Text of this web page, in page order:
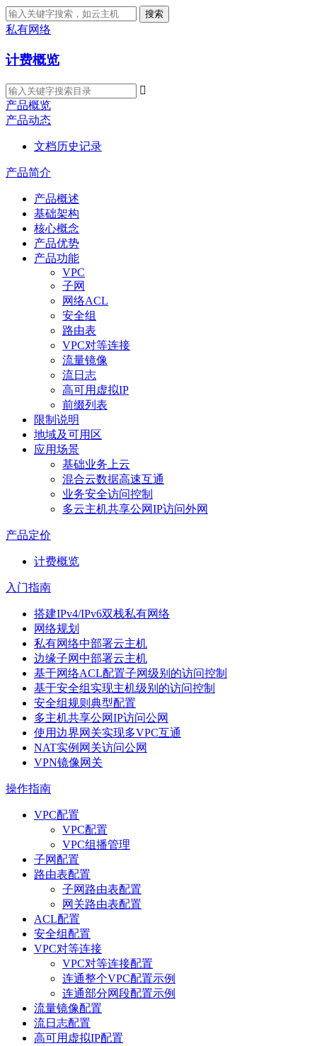
搜索
私有网络
计费概览

产品概览
产品动态
文档历史记录
产品简介
产品概述
基础架构
核心概念
产品优势
产品功能
VPC
子网
网络ACL
安全组
路由表
VPC对等连接
流量镜像
流日志
高可用虚拟IP
前缀列表
限制说明
地域及可用区
应用场景
基础业务上云
混合云数据高速互通
业务安全访问控制
多云主机共享公网IP访问外网
产品定价
计费概览
入门指南
搭建IPv4/IPv6双栈私有网络
网络规划
私有网络中部署云主机
边缘子网中部署云主机
基于网络ACL配置子网级别的访问控制
基于安全组实现主机级别的访问控制
安全组规则典型配置
多主机共享公网IP访问公网
使用边界网关实现多VPC互通
NAT实例网关访问公网
VPN镜像网关
操作指南
VPC配置
VPC配置
VPC组播管理
子网配置
路由表配置
子网路由表配置
网关路由表配置
ACL配置
安全组配置
VPC对等连接
VPC对等连接配置
连通整个VPC配置示例
连通部分网段配置示例
流量镜像配置
流日志配置
高可用虚拟IP配置